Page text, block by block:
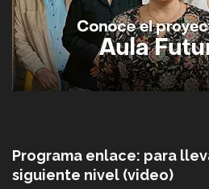
Programa enlace: para
siguiente nivel (video)